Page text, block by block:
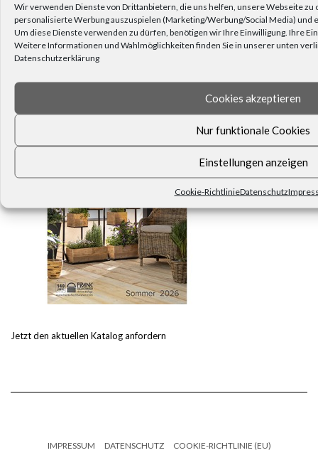
Wir verwenden Dienste von Drittanbietern, die uns helfen, unsere Webseite
personalisierte Werbung auszuspielen (Marketing/Werbung/Social Media)
Um diese Dienste verwenden zu dürfen, benötigen wir Ihre Einwilligung. Ihre
Weitere Informationen und Wahlmöglichkeiten finden Sie in unserer unten
Datenschutzerklärung
Cookies akzeptieren
Nur funktionale Cookies
Einstellungen anzeigen
Cookie-RichtlinieDatenschutz
Abonnieren Sie den Frank Flechtwaren-Newsletter.
Jetzt den aktuellen Katalog anfordern
IMPRESSUM DATENSCHUTZ COOKIE-RICHTLINIE (EU)